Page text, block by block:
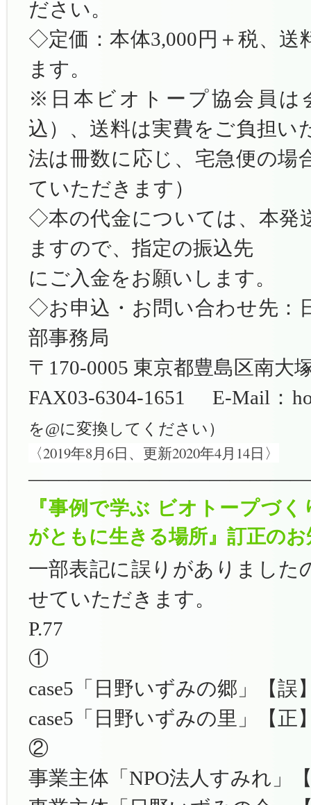
ださい。
◇定価：本体3,000円＋税、送
ます。
※日本ビオトープ協会員は
込）、送料は実費をご負担い
法は冊数に応じ、宅急便の場
ていただきます）
◇本の代金については、本発
ますので、指定の振込先
にご入金をお願いします。
◇お申込・お問い合わせ先：
部事務局
〒170-0005 東京都豊島区南大
FAX03-6304-1651 E-Mail：
を@に変換してください）
〈2019年8月6日、更新2020年4月14日〉
『事例で学ぶ ビオトープづ
がともに生きる場所』訂正の
一部表記に誤りがありました
せていただきます。
P.77
①
case5「日野いずみの郷」【誤
case5「日野いずみの里」【正
②
事業主体「NPO法人すみれ」